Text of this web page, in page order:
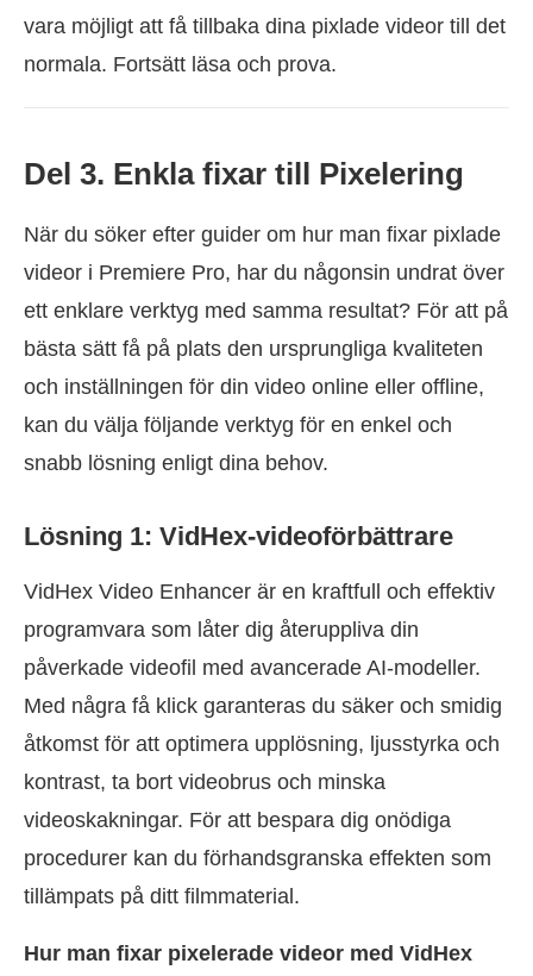
vara möjligt att få tillbaka dina pixlade videor till det
normala. Fortsätt läsa och prova.
Del 3. Enkla fixar till Pixelering
När du söker efter guider om hur man fixar pixlade
videor i Premiere Pro, har du någonsin undrat över
ett enklare verktyg med samma resultat? För att på
bästa sätt få på plats den ursprungliga kvaliteten
och inställningen för din video online eller offline,
kan du välja följande verktyg för en enkel och
snabb lösning enligt dina behov.
Lösning 1: VidHex-videoförbättrare
VidHex Video Enhancer är en kraftfull och effektiv
programvara som låter dig återuppliva din
påverkade videofil med avancerade AI-modeller.
Med några få klick garanteras du säker och smidig
åtkomst för att optimera upplösning, ljusstyrka och
kontrast, ta bort videobrus och minska
videoskakningar. För att bespara dig onödiga
procedurer kan du förhandsgranska effekten som
tillämpats på ditt filmmaterial.
Hur man fixar pixelerade videor med VidHex